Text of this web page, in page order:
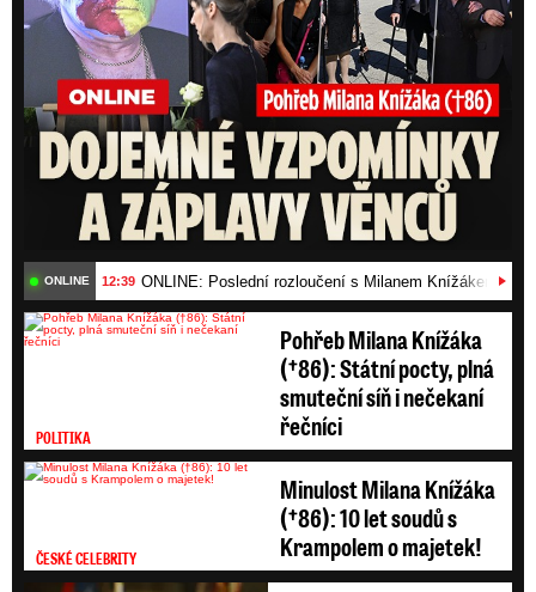
ONLINE 12:39 ONLINE: Poslední rozloučení s Milanem Knížákem
POLITIKA
Pohřeb Milana Knížáka
(†86): Státní pocty, plná
smuteční síň i nečekaní
řečníci
ČESKÉ CELEBRITY
Minulost Milana Knížáka
(†86): 10 let soudů s
Krampolem o majetek!